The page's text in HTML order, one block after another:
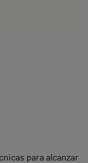
para alcanzar